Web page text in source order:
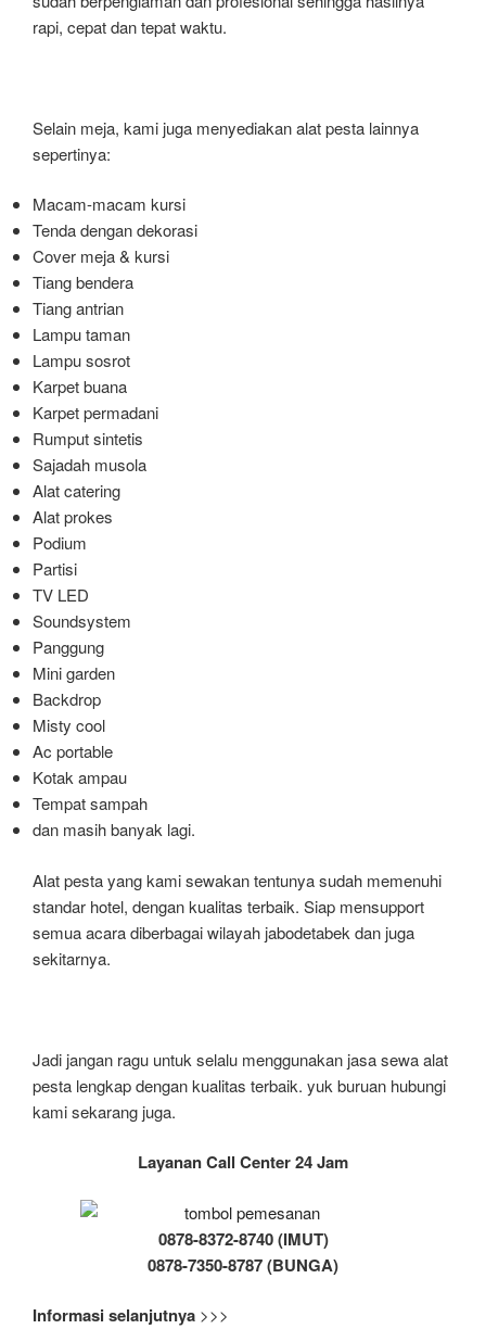
rapi, cepat dan tepat waktu.
Selain meja, kami juga menyediakan alat pesta lainnya
sepertinya:
Macam-macam kursi
Tenda dengan dekorasi
Cover meja & kursi
Tiang bendera
Tiang antrian
Lampu taman
Lampu sosrot
Karpet buana
Karpet permadani
Rumput sintetis
Sajadah musola
Alat catering
Alat prokes
Podium
Partisi
TV LED
Soundsystem
Panggung
Mini garden
Backdrop
Misty cool
Ac portable
Kotak ampau
Tempat sampah
dan masih banyak lagi.
Alat pesta yang kami sewakan tentunya sudah memenuhi
standar hotel, dengan kualitas terbaik. Siap mensupport
semua acara diberbagai wilayah jabodetabek dan juga
sekitarnya.
Jadi jangan ragu untuk selalu menggunakan jasa sewa alat
pesta lengkap dengan kualitas terbaik. yuk buruan hubungi
kami sekarang juga.
Layanan Call Center 24 Jam
0878-8372-8740 (IMUT)
0878-7350-8787 (BUNGA)
Informasi selanjutnya >>>